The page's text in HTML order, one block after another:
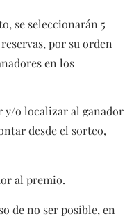
se seleccionarán 5
por su orden
en los
o localizar al ganador
desde el sorteo,
al premio.
de no ser posible, en